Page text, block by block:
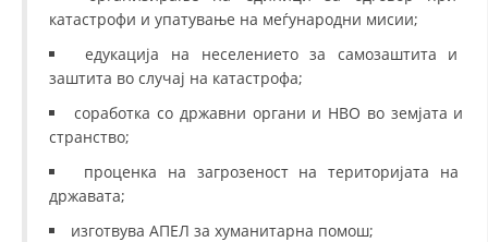
катастрофи и упатување на меѓународни мисии;
едукација на неселението за самозаштита и
заштита во случај на катастрофа;
соработка со државни органи и НВО во земјата и
странство;
проценка на загрозеност на територијата на
државата;
изготвува АПЕЛ за хуманитарна помош;